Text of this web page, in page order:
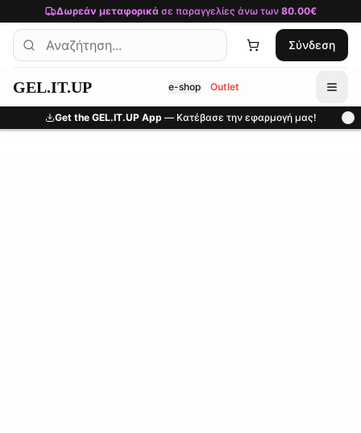
Μετάβαση στο κύριο περιεχόμενο
Δωρεάν μεταφορικάσε παραγγελίες άνω των 80.00€
Σύνδεση
GEL.IT.UP e-shop Outlet
Get the GEL.IT.UP App — Κατέβασε την εφαρμογή μας!